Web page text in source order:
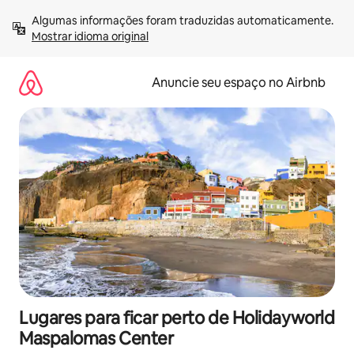
para
Mostrar idioma original
Anuncie seu espaço no Airbnb
Lugares para ficar perto de Holidayworld
Maspalomas Center